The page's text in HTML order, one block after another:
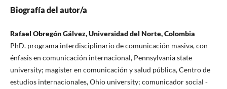
Biografía del autor/a
Rafael Obregón Gálvez, Universidad del Norte, Colombia
PhD. programa interdisciplinario de comunicación masiva, con
énfasis en comunicación internacional, Pennsylvania state
university; magister en comunicación y salud pública, Centro de
estudios internacionales, Ohio university; comunicador social -